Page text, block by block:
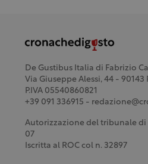
De Gustibus Italia di Fabrizio
Via Giuseppe Alessi, 44 - 90143
P.IVA 05540860821
+39 091 336915 -
Autorizzazione del tribunale
07
Iscritta al ROC col n. 32897